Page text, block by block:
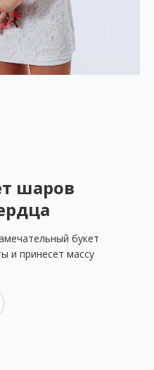
шаров
букет
и принесет массу